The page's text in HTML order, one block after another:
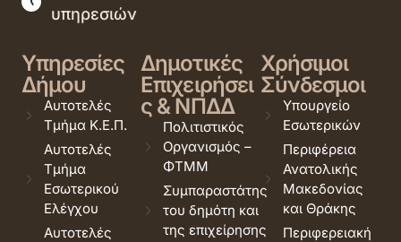
υπηρεσιών
Υπηρεσίες
Δήμου
Αυτοτελές
Τμήμα Κ.Ε.Π.
Αυτοτελές
Τμήμα
Εσωτερικού
Ελέγχου
Αυτοτελές
Δημοτικές
Επιχειρήσει
ς & ΝΠΔΔ
Πολιτιστικός
Οργανισμός –
ΦΤΜΜ
Συμπαραστάτης
του δημότη και
της επιχείρησης
Χρήσιμοι
Σύνδεσμοι
Υπουργείο
Εσωτερικών
Περιφέρεια
Ανατολικής
Μακεδονίας
και Θράκης
Περιφερειακή